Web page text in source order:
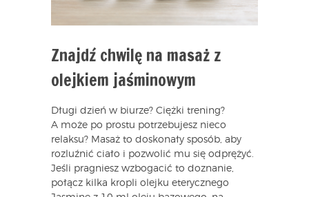
Znajdź chwilę na masaż z
olejkiem jaśminowym
Długi dzień w biurze? Ciężki trening?
A może po prostu potrzebujesz nieco
relaksu? Masaż to doskonały sposób, aby
rozluźnić ciało i pozwolić mu się odprężyć.
Jeśli pragniesz wzbogacić to doznanie,
połącz kilka kropli olejku eterycznego